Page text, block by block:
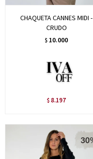
CHAQUETA CANNES MIDI -
CRUDO
$ 10.000
$ 8.197